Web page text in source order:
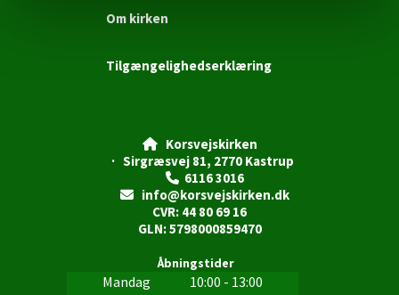
Om kirken
Tilgængelighedserklæring
Korsvejskirken
· Sirgræsvej 81, 2770 Kastrup
 6116 3016

info@korsvejskirken.dk
CVR: 44 80 69 16
GLN: 5798000859470
Åbningstider
Mandag
10:00 - 13:00